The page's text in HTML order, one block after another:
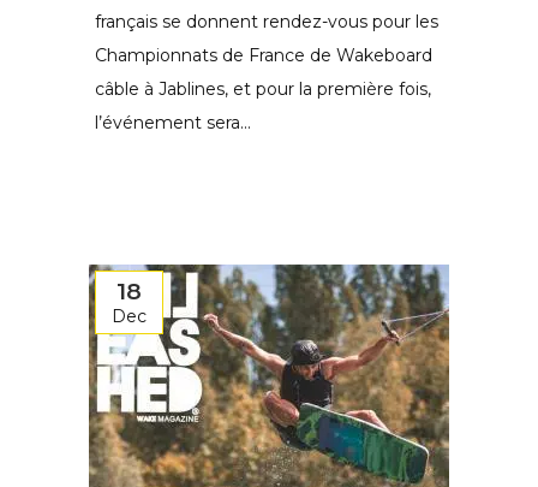
français se donnent rendez-vous pour les
Championnats de France de Wakeboard
câble à Jablines, et pour la première fois,
l’événement sera...
18
Dec